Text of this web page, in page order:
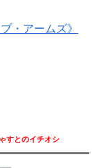
・アームズ》
すとのイチオシ